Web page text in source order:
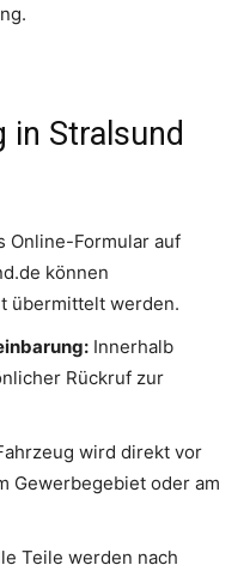
Stralsund
Online-Formular auf
können
übermittelt werden.
Innerhalb
Rückruf zur
wird direkt vor
Gewerbegebiet oder am
Teile werden nach